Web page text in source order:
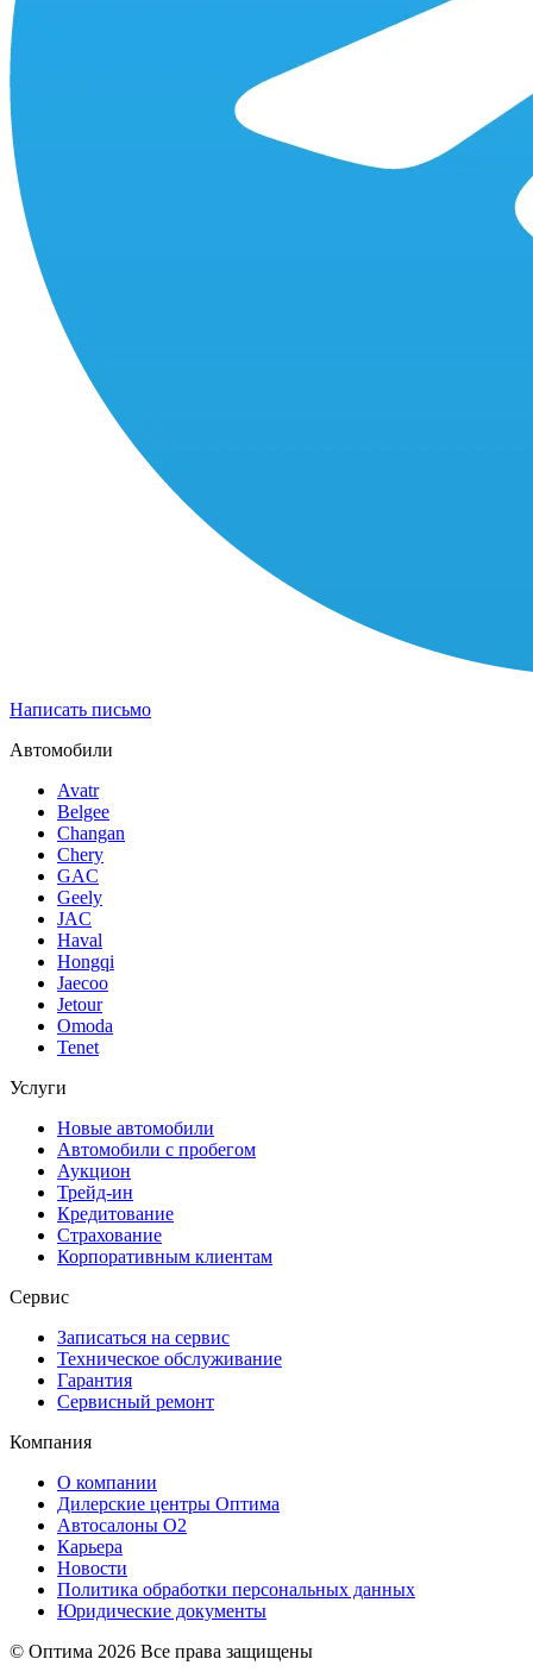
Написать письмо
Автомобили
Avatr
Belgee
Changan
Chery
GAC
Geely
JAC
Haval
Hongqi
Jaecoo
Jetour
Omoda
Tenet
Услуги
Новые автомобили
Автомобили с пробегом
Аукцион
Трейд-ин
Кредитование
Страхование
Корпоративным клиентам
Сервис
Записаться на сервис
Техническое обслуживание
Гарантия
Сервисный ремонт
Компания
О компании
Дилерские центры Оптима
Автосалоны О2
Карьера
Новости
Политика обработки персональных данных
Юридические документы
© Оптима 2026 Все права защищены